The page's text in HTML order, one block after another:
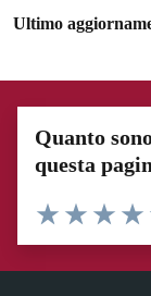
Ultimo
Quanto
questa